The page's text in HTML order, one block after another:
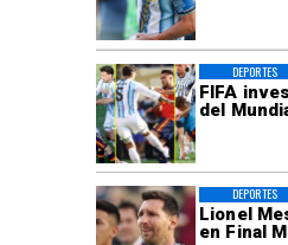
FIFA
del
DEPORTES
Lionel
en Final
DEPORTES